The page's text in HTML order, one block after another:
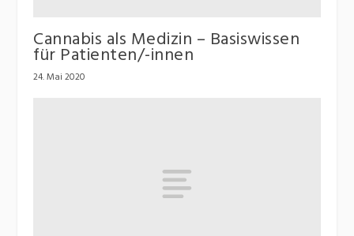
Cannabis als Medizin – Basiswissen
für Patienten/-innen
24. Mai 2020